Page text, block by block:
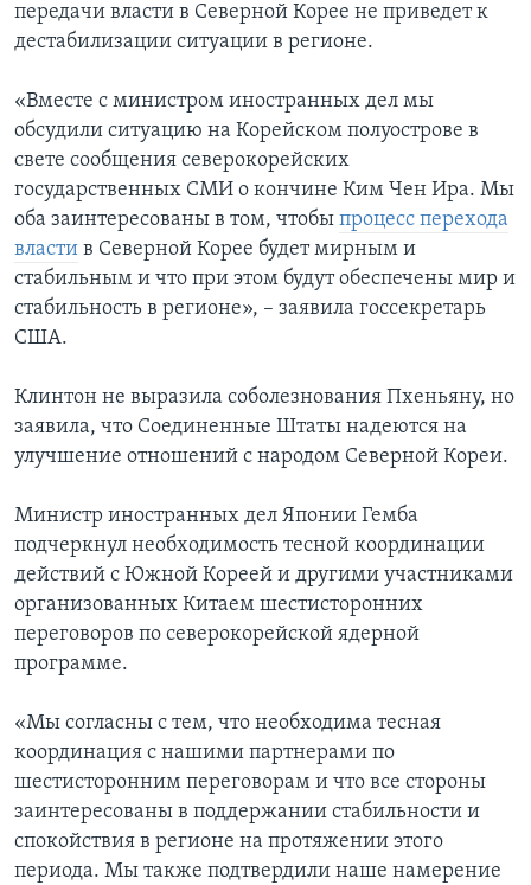
передачи власти в Северной Корее не приведет к
дестабилизации ситуации в регионе.
«Вместе с министром иностранных дел мы
обсудили ситуацию на Корейском полуострове в
свете сообщения северокорейских
государственных СМИ о кончине Ким Чен Ира. Мы
оба заинтересованы в том, чтобы процесс перехода
власти в Северной Корее будет мирным и
стабильным и что при этом будут обеспечены мир и
стабильность в регионе», – заявила госсекретарь
США.
Клинтон не выразила соболезнования Пхеньяну, но
заявила, что Соединенные Штаты надеются на
улучшение отношений с народом Северной Кореи.
Министр иностранных дел Японии Гемба
подчеркнул необходимость тесной координации
действий с Южной Кореей и другими участниками
организованных Китаем шестисторонних
переговоров по северокорейской ядерной
программе.
«Мы согласны с тем, что необходима тесная
координация с нашими партнерами по
шестисторонним переговорам и что все стороны
заинтересованы в поддержании стабильности и
спокойствия в регионе на протяжении этого
периода. Мы также подтвердили наше намерение